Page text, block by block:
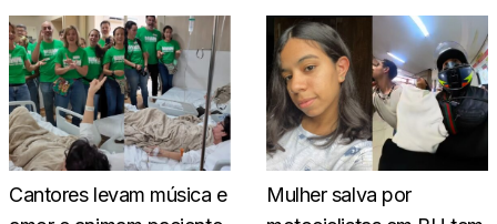
Cantores levam música e
Mulher salva por